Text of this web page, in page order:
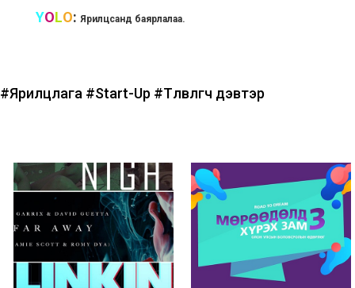
YOLO: Ярилцсанд баярлалаа.
#Ярилцлага #Start-Up #Төлөвлөгч дэвтэр